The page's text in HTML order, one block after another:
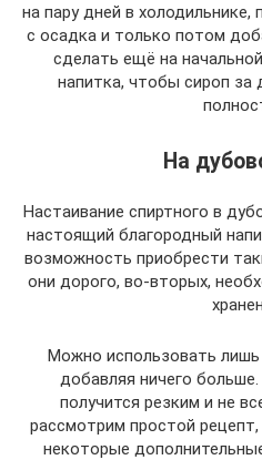
на пару дней в холодильнике,
с осадка и только потом
сделать ещё на
напитка, чтобы сироп за
На
Настаивание спиртного в
настоящий благородный
возможность приобрести
они дорого, во-вторых,
Можно использовать лишь
добавляя ничего
получится резким и не
рассмотрим простой
некоторые